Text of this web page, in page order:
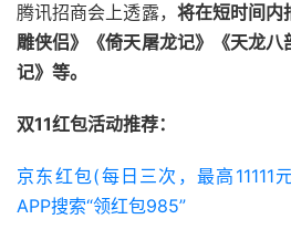
腾讯招商会上透露， 将在短时间内
雕侠侣》《倚天屠龙记》《天龙
记》等。
双11红包活动推荐：
京东红包(每日三次，最高
APP搜索“领红包985”